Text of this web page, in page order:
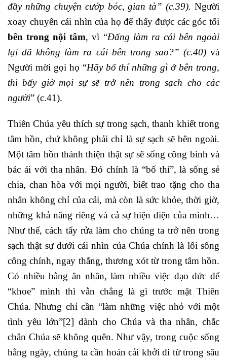
đầy những chuyện cướp bóc, gian tà” (c.39). Người
xoay chuyển cái nhìn của họ để thấy được các góc tối
bên trong nội tâm, vì “Đấng làm ra cái bên ngoài
lại đã không làm ra cái bên trong sao?” (c.40)và
Người mời gọi họ “Hãy bố thí những gì ở bên trong,
thì bấy giờ mọi sự sẽ trở nên trong sạch cho các
người” (c.41).
Thiên Chúa yêu thích sự trong sạch, thanh khiết trong
tâm hồn, chứ không phải chỉ là sự sạch sẽ bên ngoài.
Một tâm hồn thánh thiện thật sự sẽ sống công bình và
bác ái với tha nhân. Đó chính là “bố thí”, là sống sẻ
chia, chan hòa với mọi người, biết trao tặng cho tha
nhân không chỉ của cải, mà còn là sức khỏe, thời giờ,
những khả năng riêng và cả sự hiện diện của mình…
Như thế, cách tẩy rửa làm cho chúng ta trở nên trong
sạch thật sự dưới cái nhìn của Chúa chính là lối sống
công chính, ngay thẳng, thương xót từ trong tâm hồn.
Có nhiều bằng ân nhân, làm nhiều việc đạo đức để
“khoe” mình thì vẫn chẳng là gì trước mặt Thiên
Chúa. Nhưng chỉ cần “làm những việc nhỏ với một
tình yêu lớn”[2] dành cho Chúa và tha nhân, chắc
chắn Chúa sẽ không quên. Như vậy, trong cuộc sống
hằng ngày, chúng ta cần hoán cải khởi đi từ trong sâu